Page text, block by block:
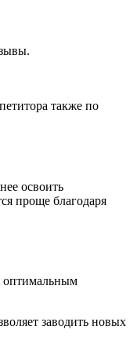
также по
освоить
проще благодаря
оптимальным
заводить новых